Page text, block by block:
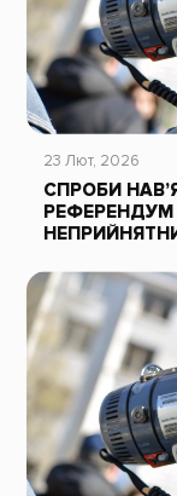
23 Лют, 2026
СПРОБИ
РЕФЕРЕНДУМ